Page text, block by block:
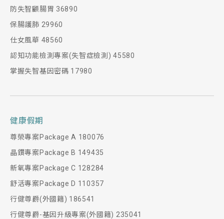
防失智顧腸胃 36890
保腸護肺 29960
仕女風華 48560
認知功能檢測專案(失智症檢測) 45580
掌握失智基因密碼 17980
健康假期
尊榮專案Package A 180076
晶鑽專案Package B 149435
新氧專案Package C 128284
舒活專案Package D 110357
行健尊爵(外國籍) 186541
行健尊爵-基因升級專案(外國籍) 235041